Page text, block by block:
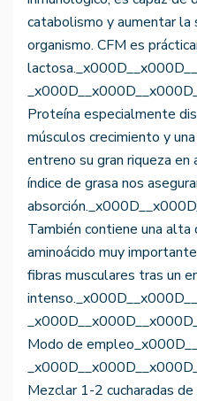
catabolismo y aumentar
organismo. CFM es
Proteína especialmente
músculos crecimiento y
entreno su gran riqueza en
índice de grasa nos
También contiene una alta
aminoácido muy
fibras musculares tras un
Modo de
Mezclar 1-2 cucharadas